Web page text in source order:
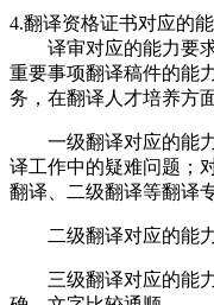
4.翻译资格证书对应的能
译审对应的能力要求
重要事项翻译稿件的能
务，在翻译人才培养方
一级翻译对应的能力
译工作中的疑难问题；
翻译、二级翻译等翻译
二级翻译对应的能力
三级翻译对应的能力